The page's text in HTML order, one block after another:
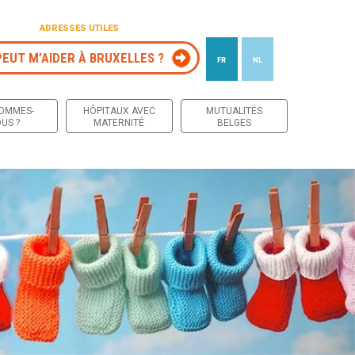
ADRESSES UTILES
M’AIDER À BRUXELLES ? FR NL
?
HÔPITAUX AVEC
MATERNITÉ
MUTUALITÉS
BELGES